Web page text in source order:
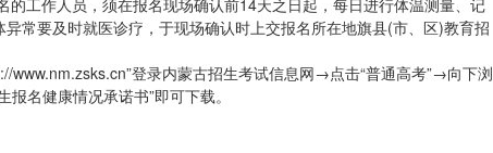
工作人员，须在报名现场确认前14天之日起，每日进行体温测量、记
常要及时就医诊疗，于现场确认时上交报名所在地旗县(市、区)教育招
www.nm.zsks.cn”登录内蒙古招生考试信息网→点击“普通高考”→向下浏
名健康情况承诺书”即可下载。